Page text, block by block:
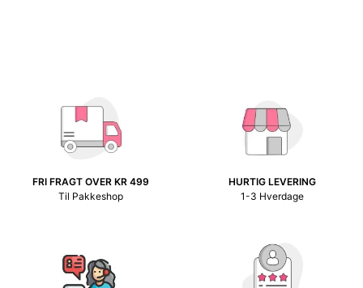
FRI FRAGT OVER KR 499
Til Pakkeshop
HURTIG LEVERING
1-3 Hverdage